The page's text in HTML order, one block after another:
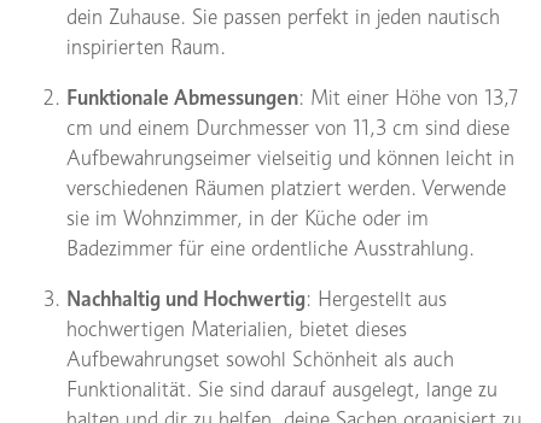
dein Zuhause. Sie passen perfekt in jeden nautisch
inspirierten Raum.
Funktionale Abmessungen: Mit einer Höhe von 13,7
cm und einem Durchmesser von 11,3 cm sind diese
Aufbewahrungseimer vielseitig und können leicht in
verschiedenen Räumen platziert werden. Verwende
sie im Wohnzimmer, in der Küche oder im
Badezimmer für eine ordentliche Ausstrahlung.
Nachhaltig und Hochwertig: Hergestellt aus
hochwertigen Materialien, bietet dieses
Aufbewahrungset sowohl Schönheit als auch
Funktionalität. Sie sind darauf ausgelegt, lange zu